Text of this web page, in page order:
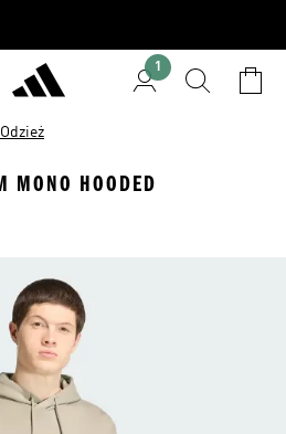
1
Odzież
MONO HOODED